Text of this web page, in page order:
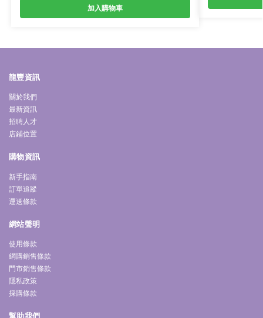
加入購物車
龍豐資訊
關於我們
最新資訊
招聘人才
店鋪位置
購物資訊
新手指南
訂單追蹤
運送條款
網站聲明
使用條款
網購銷售條款
門市銷售條款
隱私政策
採購條款
幫助我們